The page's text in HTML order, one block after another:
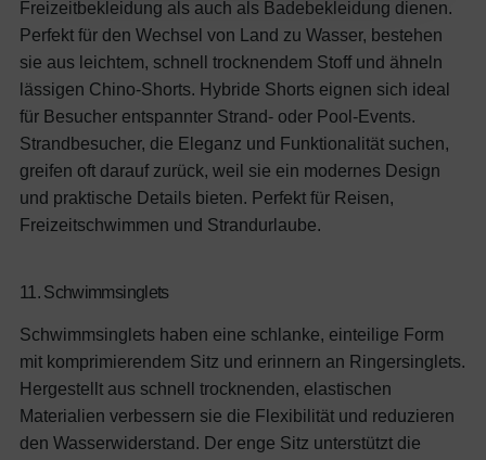
Freizeitbekleidung als auch als Badebekleidung dienen.
Perfekt für den Wechsel von Land zu Wasser, bestehen
sie aus leichtem, schnell trocknendem Stoff und ähneln
lässigen Chino-Shorts. Hybride Shorts eignen sich ideal
für Besucher entspannter Strand- oder Pool-Events.
Strandbesucher, die Eleganz und Funktionalität suchen,
greifen oft darauf zurück, weil sie ein modernes Design
und praktische Details bieten. Perfekt für Reisen,
Freizeitschwimmen und Strandurlaube.
11. Schwimmsinglets
Schwimmsinglets haben eine schlanke, einteilige Form
mit komprimierendem Sitz und erinnern an Ringersinglets.
Hergestellt aus schnell trocknenden, elastischen
Materialien verbessern sie die Flexibilität und reduzieren
den Wasserwiderstand. Der enge Sitz unterstützt die
Indem Sie sich anmelden, stimmen Sie unserer
Datenschutzerklärungzu